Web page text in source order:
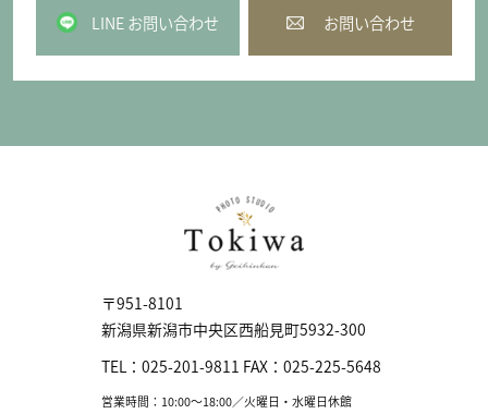
LINE お問い合わせ お問い合わせ
〒951-8101
新潟県新潟市中央区⻄船見町5932-300
TEL： 025-201-9811 FAX： 025-225-5648
営業時間：10:00〜18:00／火曜日・水曜日休館